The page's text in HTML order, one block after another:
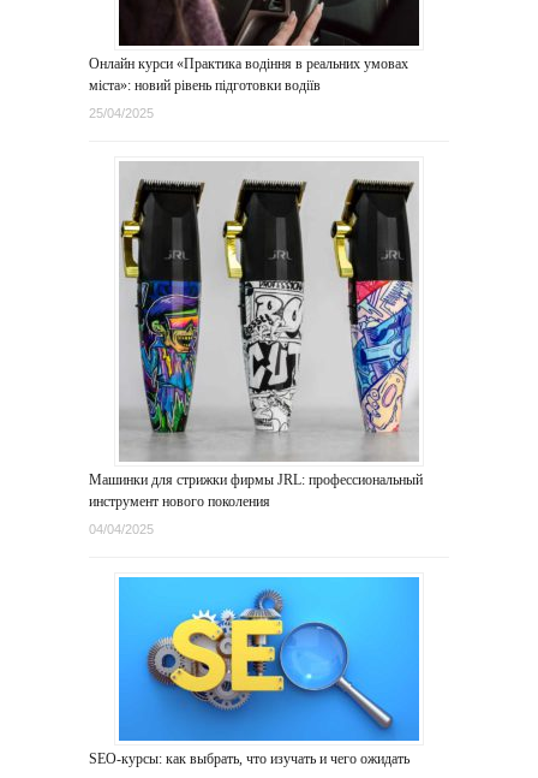
Онлайн курси «Практика водіння в реальних умовах
міста»: новий рівень підготовки водіїв
25/04/2025
Машинки для стрижки фирмы JRL: профессиональный
инструмент нового поколения
04/04/2025
SEO-курсы: как выбрать, что изучать и чего ожидать